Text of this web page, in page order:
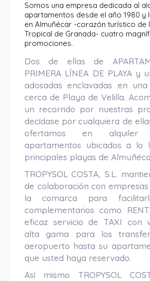
Somos una empresa dedicada al
apartamentos desde el año 1980 y
en Almuñécar -corazón turístico de
Tropical de Granada- cuatro
promociones.
Dos de ellas de
PRIMERA LÍNEA DE PLAYA y
adosadas enclavadas en
cerca de Playa de Velilla.
un recorrido por nuestras
decídase por cualquiera de
ofertamos en
apartamentos ubicados a lo
principales playas de
TROPYSOL COSTA, S.L.
de colaboración con
la comarca para
complementarios como
eficaz servicio de TAXI con
alta gama para los
aeropuerto hasta su
que usted haya reservado.
Así mismo TROPYSOL